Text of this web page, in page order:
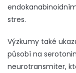
stres.
Výzkumy také
působí na
neurotransmiter,